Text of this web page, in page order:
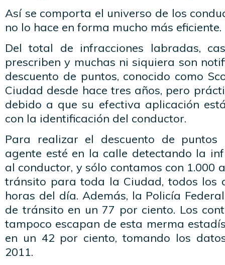
Así se comporta el universo de los
no lo hace en forma mucho más eficiente.
Del total de infracciones labradas,
prescriben y muchas ni siquiera son
descuento de puntos, conocido como
Ciudad desde hace tres años, pero
debido a que su efectiva aplicación
con la identificación del conductor.
Para realizar el descuento de puntos
agente esté en la calle detectando la
al conductor, y sólo contamos con 1.000
tránsito para toda la Ciudad, todos los
horas del día. Además, la Policía
de tránsito en un 77 por ciento. Los
tampoco escapan de esta merma
en un 42 por ciento, tomando los
2011.